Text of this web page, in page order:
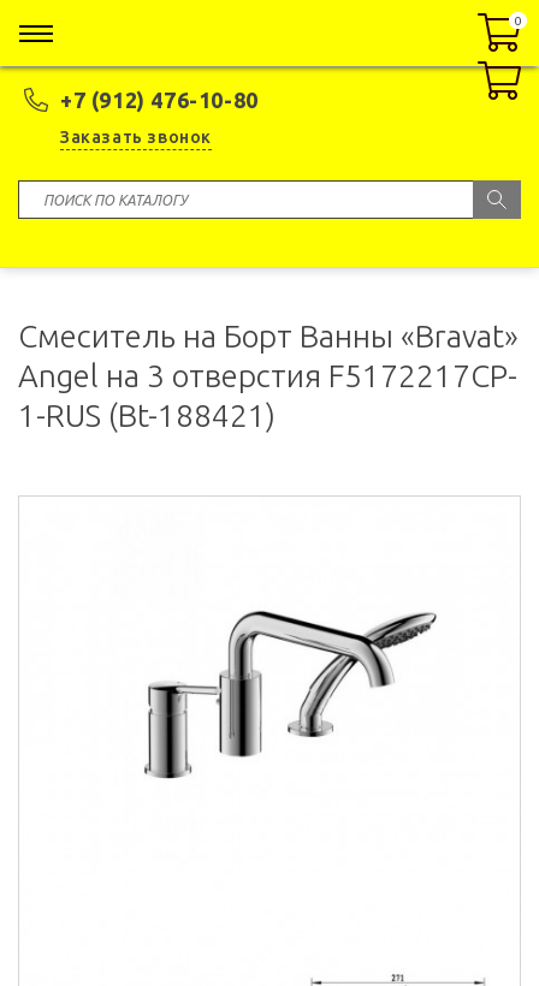
+7 (912) 476-10-80
Заказать звонок
0
0
Смеситель на Борт Ванны «Bravat»
Angel на 3 отверстия F5172217CP-
1-RUS (Bt-188421)